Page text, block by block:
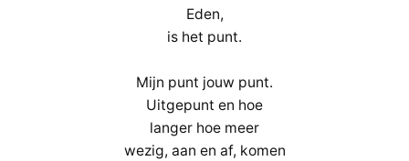
Eden,
is het punt.
Mijn punt jouw punt.
Uitgepunt en hoe
langer hoe meer
wezig, aan en af, komen